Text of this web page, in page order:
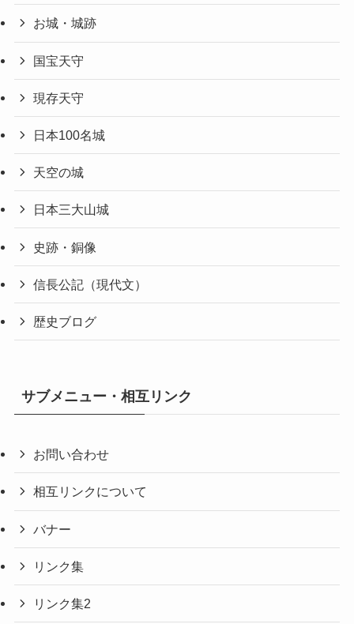
お城・城跡
国宝天守
現存天守
日本100名城
天空の城
日本三大山城
史跡・銅像
信長公記（現代文）
歴史ブログ
サブメニュー・相互リンク
お問い合わせ
相互リンクについて
バナー
リンク集
リンク集2